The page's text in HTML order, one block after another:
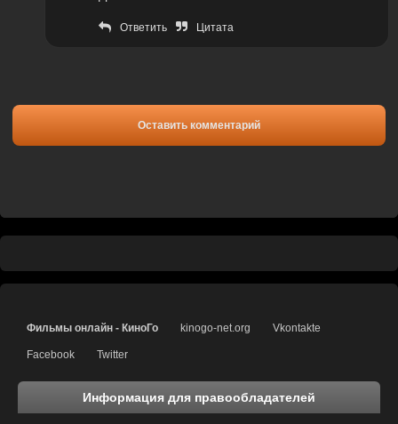
Ответить Цитата
Оставить комментарий
Фильмы онлайн - КиноГо kinogo-net.org Vkontakte
Facebook Twitter
Информация для правообладателей